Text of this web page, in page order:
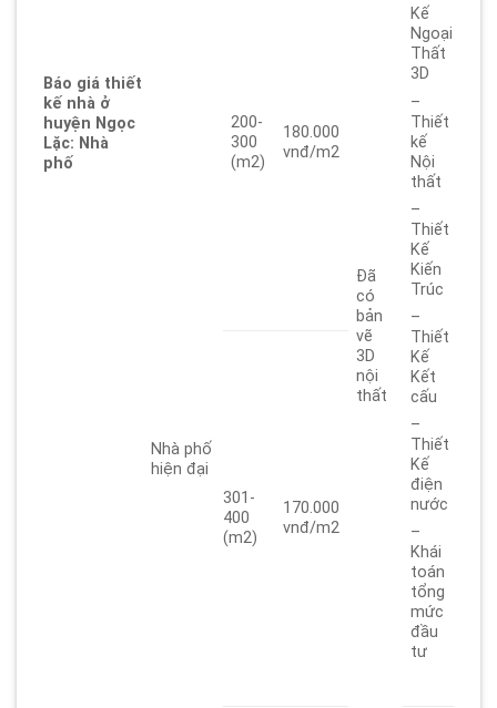
Báo giá thiết
kế nhà ở
huyện Ngọc
Lặc: Nhà
phố
Nhà phố
hiện đại
200-
300
(m2)
180.000
vnđ/m2
Đã
có
bản
vẽ
3D
nội
thất
Kế
Ngoại
Thất
3D
–
Thiết
kế
Nội
thất
–
Thiết
Kế
Kiến
Trúc
–
Thiết
Kế
Kết
cấu
–
Thiết
Kế
điện
nước
–
Khái
toán
tổng
mức
đầu
tư
301-
400
(m2)
170.000
vnđ/m2